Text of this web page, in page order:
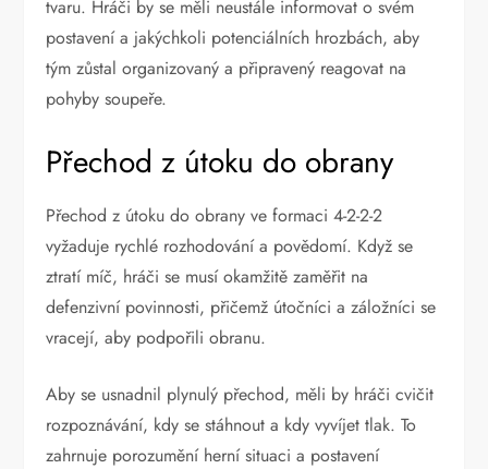
tvaru. Hráči by se měli neustále informovat o svém
postavení a jakýchkoli potenciálních hrozbách, aby
tým zůstal organizovaný a připravený reagovat na
pohyby soupeře.
Přechod z útoku do obrany
Přechod z útoku do obrany ve formaci 4-2-2-2
vyžaduje rychlé rozhodování a povědomí. Když se
ztratí míč, hráči se musí okamžitě zaměřit na
defenzivní povinnosti, přičemž útočníci a záložníci se
vracejí, aby podpořili obranu.
Aby se usnadnil plynulý přechod, měli by hráči cvičit
rozpoznávání, kdy se stáhnout a kdy vyvíjet tlak. To
zahrnuje porozumění herní situaci a postavení